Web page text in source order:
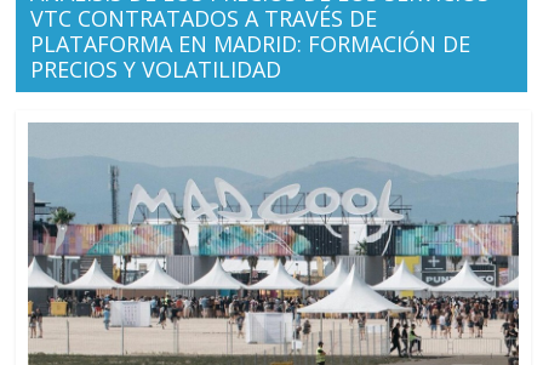
VTC CONTRATADOS A TRAVÉS DE
PLATAFORMA EN MADRID: FORMACIÓN DE
PRECIOS Y VOLATILIDAD